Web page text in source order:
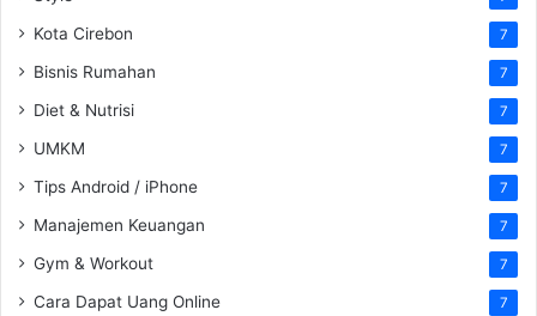
Kota Cirebon 7
Bisnis Rumahan 7
Diet & Nutrisi 7
UMKM 7
Tips Android / iPhone 7
Manajemen Keuangan 7
Gym & Workout 7
Cara Dapat Uang Online 7